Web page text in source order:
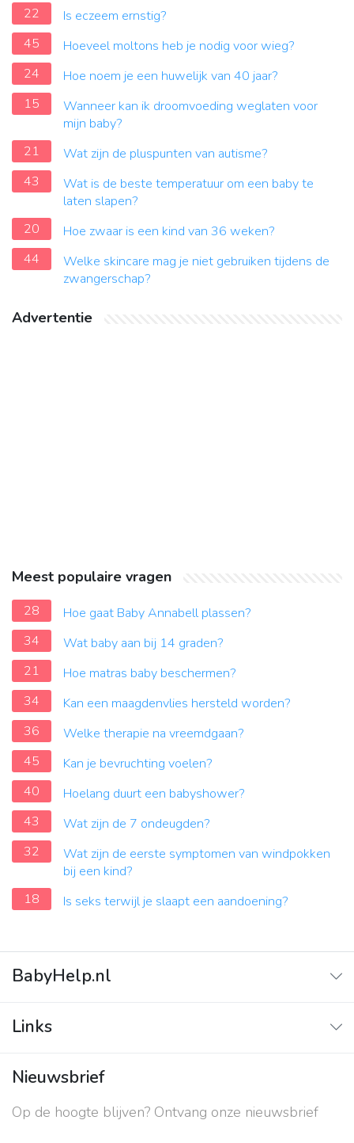
22
Is eczeem ernstig?
45
Hoeveel moltons heb je nodig voor wieg?
24
Hoe noem je een huwelijk van 40 jaar?
15
Wanneer kan ik droomvoeding weglaten voor
mijn baby?
21
Wat zijn de pluspunten van autisme?
43
Wat is de beste temperatuur om een ​​baby te
laten slapen?
20
Hoe zwaar is een kind van 36 weken?
44
Welke skincare mag je niet gebruiken tijdens de
zwangerschap?
Advertentie
Meest populaire vragen
28
Hoe gaat Baby Annabell plassen?
34
Wat baby aan bij 14 graden?
21
Hoe matras baby beschermen?
34
Kan een maagdenvlies hersteld worden?
36
Welke therapie na vreemdgaan?
45
Kan je bevruchting voelen?
40
Hoelang duurt een babyshower?
43
Wat zijn de 7 ondeugden?
32
Wat zijn de eerste symptomen van windpokken
bij een kind?
18
Is seks terwijl je slaapt een aandoening?
BabyHelp.nl
Vraag & Antwoord
Links
Contact
Over ons
Nieuwsbrief
Op de hoogte blijven? Ontvang onze nieuwsbrief